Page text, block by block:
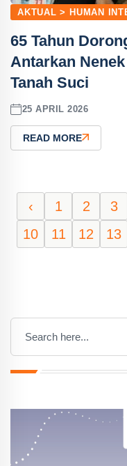
AKTUAL > HUMAN
65 Tahun
Antarkan
Tanah Suci
25 APRIL 2026
READ MORE
‹ 1 2 3
10
11 12 13